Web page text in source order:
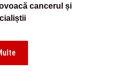
cancerul și